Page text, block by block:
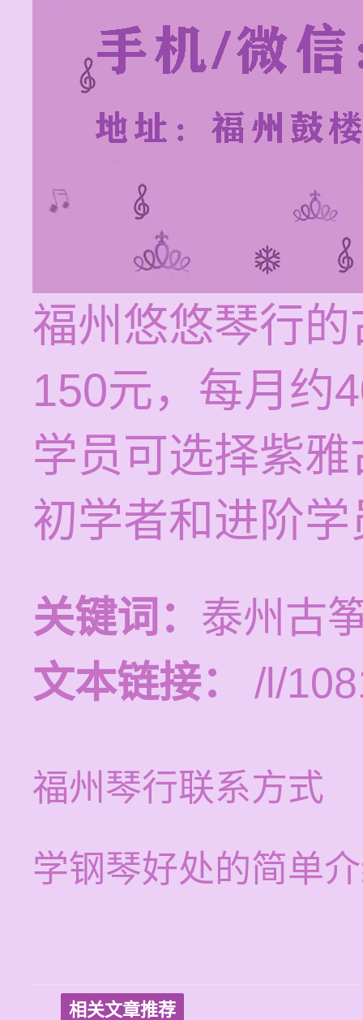
福州悠悠琴行
150元，每月约
学员可选择紫
初学者和进阶学
关键词： 泰州古
文本链接：
/l/
福州琴行联系方式
学钢琴好处的简单
相关文章推荐